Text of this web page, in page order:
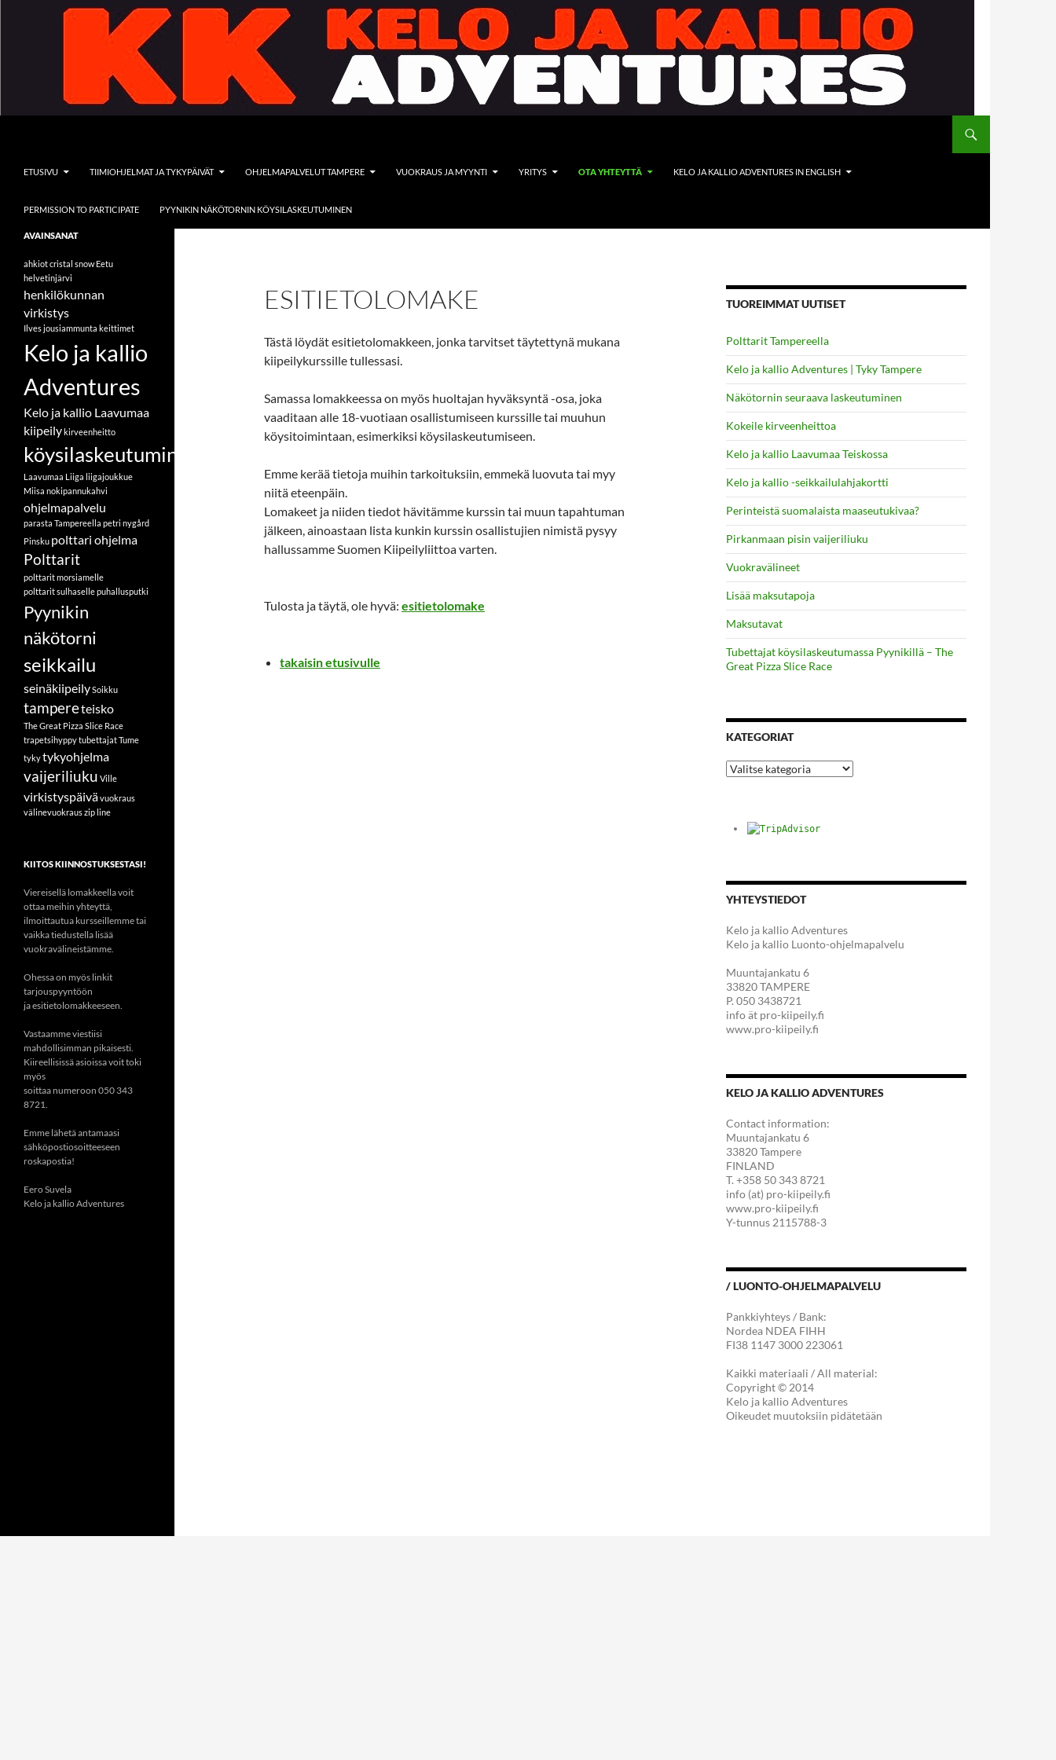
ETUSIVU TIIMIOHJELMAT JA TYKYPÄIVÄT OHJELMAPALVELUT TAMPERE VUOKRAUS JA MYYNTI YRITYS OTA YHTEYTTÄ KELO JA KALLIO ADVENTURES IN ENGLISH
PERMISSION TO PARTICIPATE PYYNIKIN NÄKÖTORNIN KÖYSILASKEUTUMINEN
ESITIETOLOMAKE
Tästä löydät esitietolomakkeen, jonka tarvitset täytettynä mukana
kiipeilykurssille tullessasi.
Samassa lomakkeessa on myös huoltajan hyväksyntä -osa, joka
vaaditaan alle 18-vuotiaan osallistumiseen kurssille tai muuhun
köysitoimintaan, esimerkiksi köysilaskeutumiseen.
Emme kerää tietoja muihin tarkoituksiin, emmekä luovuta tai myy
niitä eteenpäin.
Lomakeet ja niiden tiedot hävitämme kurssin tai muun tapahtuman
jälkeen, ainoastaan lista kunkin kurssin osallistujien nimistä pysyy
hallussamme Suomen Kiipeilyliittoa varten.
Tulosta ja täytä, ole hyvä: esitietolomake
takaisin etusivulle
TUOREIMMAT UUTISET
Polttarit Tampereella
Kelo ja kallio Adventures | Tyky Tampere
Näkötornin seuraava laskeutuminen
Kokeile kirveenheittoa
Kelo ja kallio Laavumaa Teiskossa
Kelo ja kallio -seikkailulahjakortti
Perinteistä suomalaista maaseutukivaa?
Pirkanmaan pisin vaijeriliuku
Vuokravälineet
Lisää maksutapoja
Maksutavat
Tubettajat köysilaskeutumassa Pyynikillä – The
Great Pizza Slice Race
KATEGORIAT
Kategoriat
YHTEYSTIEDOT
Kelo ja kallio Adventures
Kelo ja kallio Luonto-ohjelmapalvelu
Muuntajankatu 6
33820 TAMPERE
P. 050 3438721
info ät pro-kiipeily.fi
www.pro-kiipeily.fi
KELO JA KALLIO ADVENTURES
Contact information:
Muuntajankatu 6
33820 Tampere
FINLAND
T. +358 50 343 8721
info (at) pro-kiipeily.fi
www.pro-kiipeily.fi
Y-tunnus 2115788-3
/ LUONTO-OHJELMAPALVELU
Pankkiyhteys / Bank:
Nordea NDEA FIHH
FI38 1147 3000 223061
Kaikki materiaali / All material:
Copyright © 2014
Kelo ja kallio Adventures
Oikeudet muutoksiin pidätetään
Tervetuloa vieraaksemme
pariin
AVAINSANAT
ahkiotcristal snow Eetu
helvetinjärvi
henkilökunnan
virkistys
Ilvesjousiammunta keittimet
Kelo ja kallio
Adventures
Kelo ja kallio Laavumaa
kiipeilykirveenheitto
köysilaskeutuminen
Laavumaa Liiga liigajoukkue
Miisa nokipannukahvi
ohjelmapalvelu
parasta Tampereella petri nygård
Pinsku polttari ohjelma
Polttarit
polttarit morsiamelle
polttarit sulhasellepuhallusputki
Pyynikin
näkötorni
seikkailu
seinäkiipeilySoikku
tampereteisko
The Great Pizza Slice Race
trapetsihyppytubettajatTume
tykytykyohjelma
vaijeriliuku Ville
virkistyspäivävuokraus
välinevuokrauszip line
KIITOS KIINNOSTUKSESTASI!
Viereisellä lomakkeella voit
ottaa meihin yhteyttä,
ilmoittautua kursseillemme tai
vaikka tiedustella lisää
vuokravälineistämme.
Ohessa on myös linkit
tarjouspyyntöön
ja esitietolomakkeeseen.
Vastaamme viestiisi
mahdollisimman pikaisesti.
Kiireellisissä asioissa voit toki
myös
soittaa numeroon 050 343
8721.
Emme lähetä antamaasi
sähköpostiosoitteeseen
roskapostia!
Eero Suvela
Kelo ja kallio Adventures